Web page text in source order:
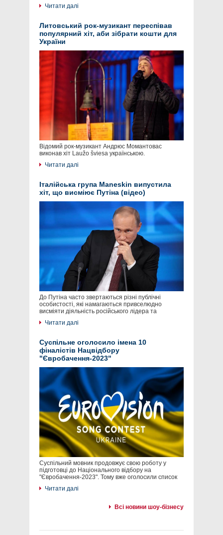
Читати далі
Литовський рок-музикант переспівав
популярний хіт, аби зібрати кошти для
України
Відомий рок-музикант Андрюс Момантовас
виконав хіт Laužo šviesa українською.
Читати далі
Італійська група Maneskin випустила
хіт, що висміює Путіна (відео)
До Путіна часто звертаються різні публічні
особистості, які намагаються привселюдно
висміяти діяльність російського лідера та
Читати далі
Суспільне оголосило імена 10
фіналістів Нацвідбору
"Євробачення-2023"
Суспільний мовник продовжує свою роботу у
підготовці до Національного відбору на
"Євробачення-2023". Тому вже оголосили список
Читати далі
Всі новини шоу-бізнесу